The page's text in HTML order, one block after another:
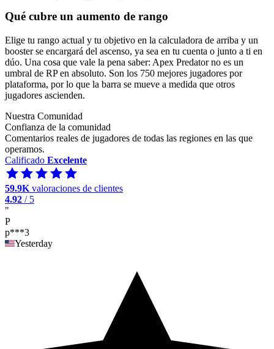
Qué cubre un aumento de rango
Elige tu rango actual y tu objetivo en la calculadora de arriba y un
booster se encargará del ascenso, ya sea en tu cuenta o junto a ti en
dúo. Una cosa que vale la pena saber: Apex Predator no es un
umbral de RP en absoluto. Son los 750 mejores jugadores por
plataforma, por lo que la barra se mueve a medida que otros
jugadores ascienden.
Nuestra Comunidad
Confianza de la comunidad
Comentarios reales de jugadores de todas las regiones en las que
operamos.
Calificado Excelente
59.9K valoraciones de clientes
4.92 / 5
"
P
p***3
Yesterday